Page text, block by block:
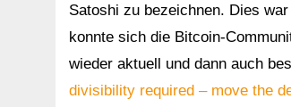
Satoshi zu bezeichnen. Dies
konnte sich die Bitcoin-
wieder aktuell und dann auch
divisibility required – move the